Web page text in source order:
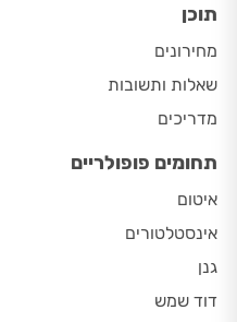
תוכן
מחירונים
שאלות ותשובות
מדריכים
תחומים פופולריים
איטום
אינסטלטורים
גנן
דוד שמש